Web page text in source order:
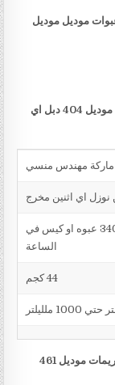
عبوات موديل موديل
مواصفات ماكينة التعبئه للشامبو والكريمات في عبوات موديل 404 دبل اي
نوزل اي اثنين مخرج
من 1600 عبوة او كيس حتي 3400 عبوه او كيس في
الساعة
44 كجم
المرحلة الثانية: ماكينة غلق أغطية عبوات للشامبو والكريمات موديل 461